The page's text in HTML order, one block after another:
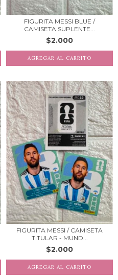
FIGURITA MESSI BLUE /
CAMISETA SUPLENTE...
$2.000
FIGURITA MESSI / CAMISETA
TITULAR - MUND...
$2.000